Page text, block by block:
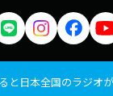
と日本全国のラジオ